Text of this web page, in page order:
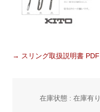
→ スリング取扱説明書 PDF
在庫状態 : 在庫有り